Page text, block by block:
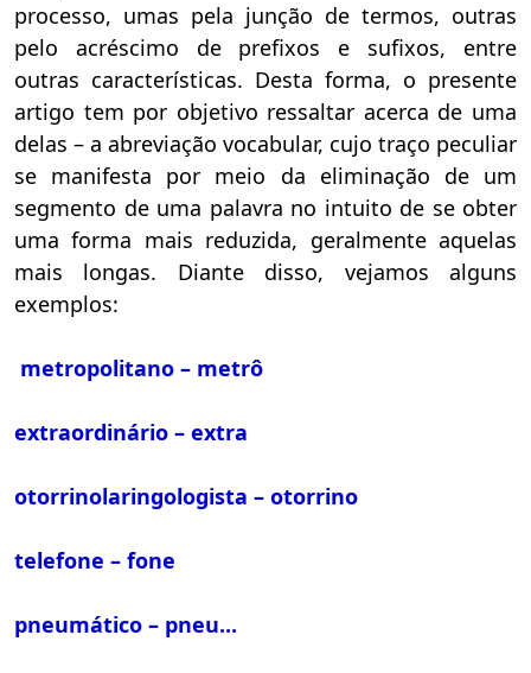
processo, umas pela junção de termos, outras
pelo acréscimo de prefixos e sufixos, entre
outras características. Desta forma, o presente
artigo tem por objetivo ressaltar acerca de uma
delas – a abreviação vocabular, cujo traço peculiar
se manifesta por meio da eliminação de um
segmento de uma palavra no intuito de se obter
uma forma mais reduzida, geralmente aquelas
mais longas. Diante disso, vejamos alguns
exemplos:
metropolitano – metrô
extraordinário – extra
otorrinolaringologista – otorrino
telefone – fone
pneumático – pneu...